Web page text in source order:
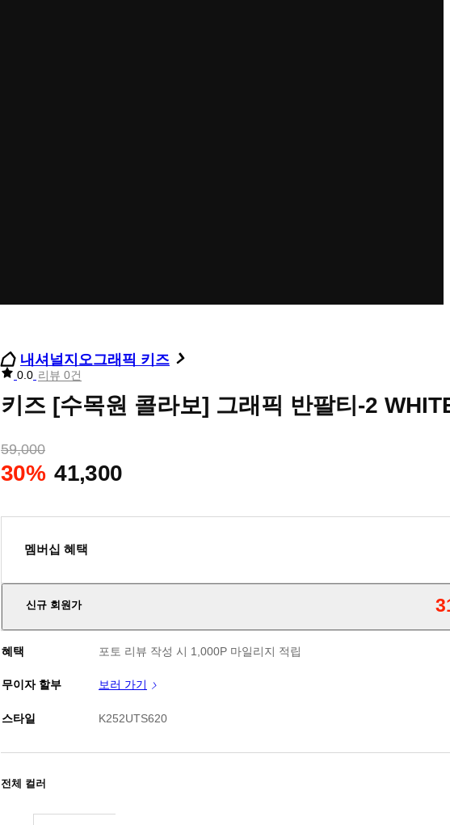
내셔널지오그래픽 키즈
리
별
점
0.0 리뷰 0건
키즈 [수목원 콜라보] 그래픽 반팔티-2
59,000
30% 41,300
멤버십 혜택
신규 회원가
판매가
혜택 포토 리뷰 작성 시 1,000P 마일리지 적립
무이자 할부 보러 가기
스타일 K252UTS620
전체 컬러